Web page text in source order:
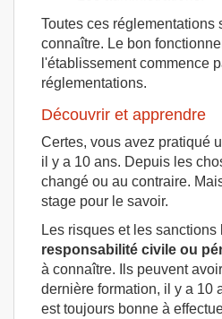
Toutes ces réglementations
connaître. Le bon
l'établissement commence
réglementations.
Découvrir et apprendre
Certes, vous avez pratiqué
il y a 10 ans. Depuis les
changé ou au contraire.
stage pour le savoir.
Les risques et les sanctions
responsabilité civile ou
à connaître. Ils peuvent
dernière formation, il y a 10
est toujours bonne à